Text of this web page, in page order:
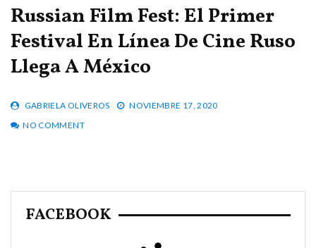
Russian Film Fest: El Primer
Festival En Línea De Cine Ruso
Llega A México
GABRIELA OLIVEROS
NOVIEMBRE 17, 2020
NO COMMENT
FACEBOOK